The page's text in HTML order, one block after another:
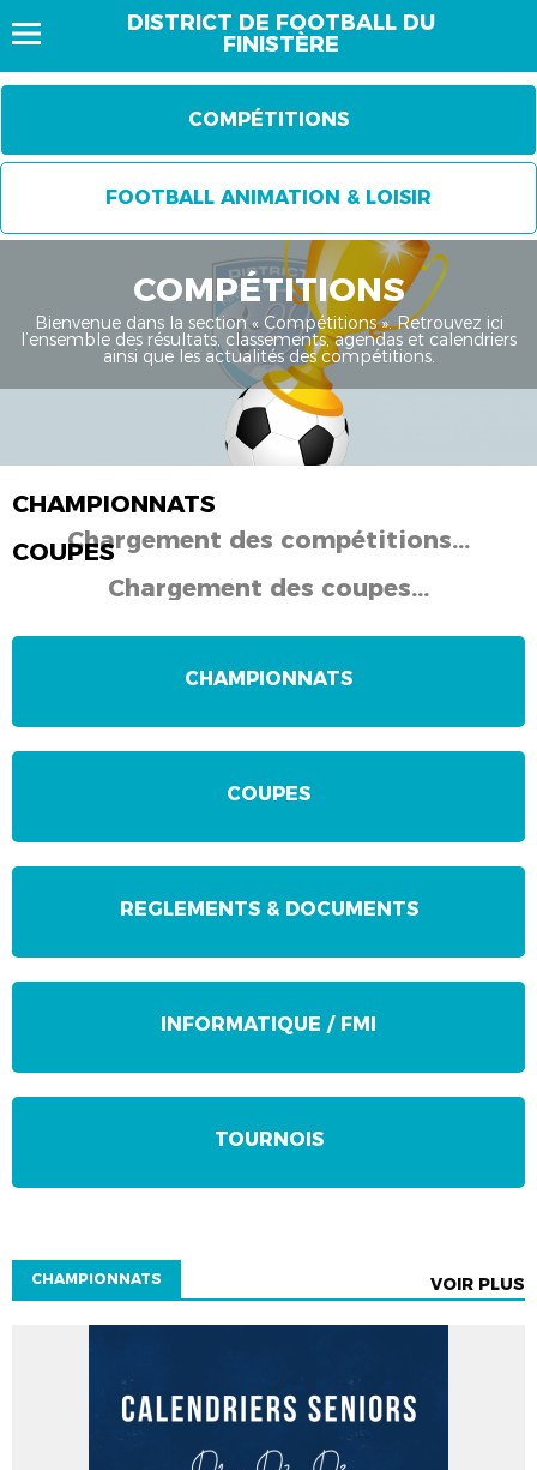
DISTRICT DE FOOTBALL DU
FINISTÈRE
COMPÉTITIONS
FOOTBALL ANIMATION & LOISIR
COMPÉTITIONS
Bienvenue dans la section « Compétitions ». Retrouvez ici
l’ensemble des résultats, classements, agendas et calendriers
ainsi que les actualités des compétitions.
CHAMPIONNATS
Chargement des compétitions...
COUPES
Chargement des coupes...
CHAMPIONNATS
COUPES
REGLEMENTS & DOCUMENTS
INFORMATIQUE / FMI
TOURNOIS
CHAMPIONNATS VOIR PLUS